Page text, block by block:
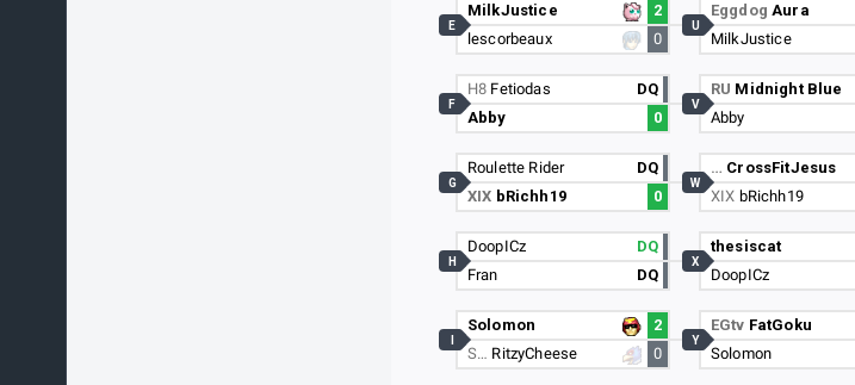
MilkJustice
2
lescorbeaux
0
E
H8 Fetiodas
DQ
Abby
0
F
Roulette Rider
DQ
XIX bRichh19 0
G
DoopICz
DQ
Fran
DQ
H
Solomon
2
S… RitzyCheese 0
EggdogAura
MilkJustice
U
RU Midnight Blue
Abby
V
… CrossFitJesus
XIX bRichh19
W
thesiscat
DoopICz
X
EGtv FatGoku
Solomon
Y